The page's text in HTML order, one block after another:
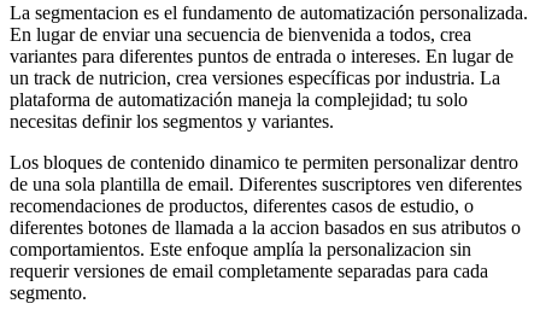
La segmentacion es el fundamento de automatización personalizada.
En lugar de enviar una secuencia de bienvenida a todos, crea
variantes para diferentes puntos de entrada o intereses. En lugar de
un track de nutricion, crea versiones específicas por industria. La
plataforma de automatización maneja la complejidad; tu solo
necesitas definir los segmentos y variantes.
Los bloques de contenido dinamico te permiten personalizar dentro
de una sola plantilla de email. Diferentes suscriptores ven diferentes
recomendaciones de productos, diferentes casos de estudio, o
diferentes botones de llamada a la accion basados en sus atributos o
comportamientos. Este enfoque amplía la personalizacion sin
requerir versiones de email completamente separadas para cada
segmento.